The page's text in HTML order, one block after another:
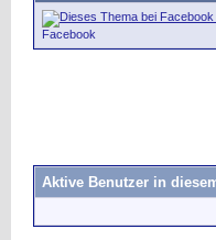
Facebook
Aktive Benutzer in